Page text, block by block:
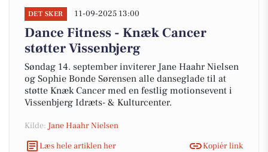
DET SKER 11-09-2025 13:00
Dance Fitness - Knæk Cancer
støtter Vissenbjerg
Søndag 14. september inviterer Jane Haahr Nielsen
og Sophie Bonde Sørensen alle danseglade til at
støtte Knæk Cancer med en festlig motionsevent i
Vissenbjerg Idræts- & Kulturcenter.
Kilde: Jane Haahr Nielsen
Læs hele artiklen her
Kopiér link